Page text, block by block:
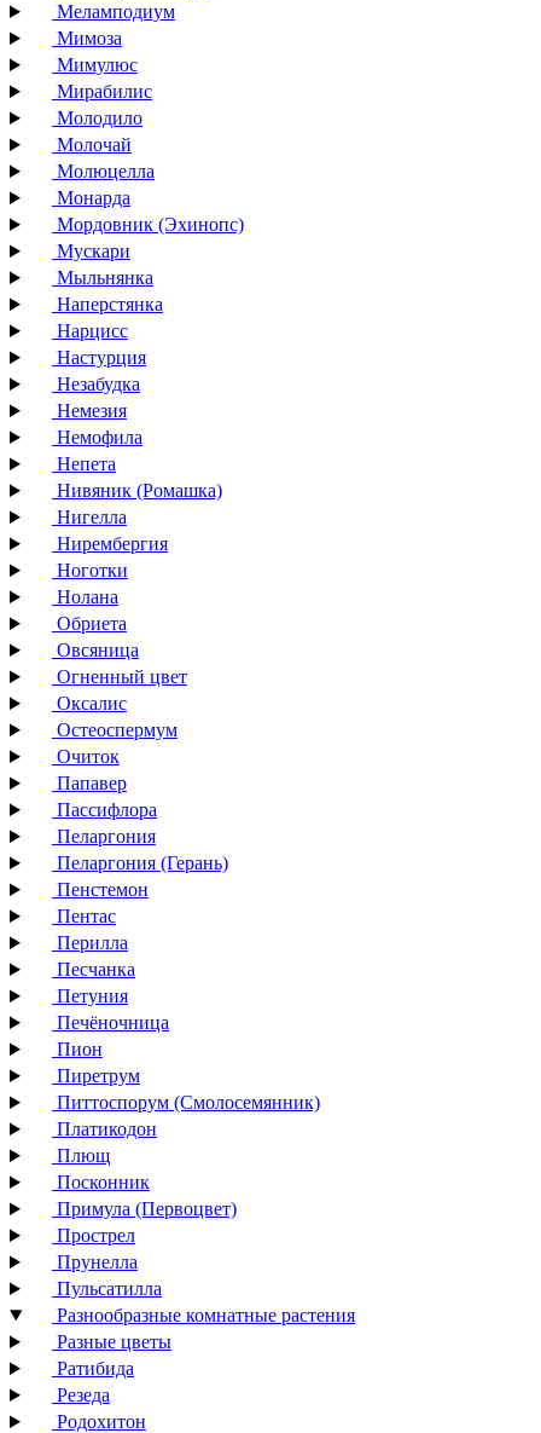
Меламподиум
Мимоза
Мимулюс
Мирабилис
Молодило
Молочай
Молюцелла
Монарда
Мордовник (Эхинопс)
Мускари
Мыльнянка
Наперстянка
Нарцисс
Настурция
Незабудка
Немезия
Немофила
Непета
Нивяник (Ромашка)
Нигелла
Нирембергия
Ноготки
Нолана
Обриета
Овсяница
Огненный цвет
Оксалис
Остеоспермум
Очиток
Папавер
Пассифлора
Пеларгония
Пеларгония (Герань)
Пенстемон
Пентас
Перилла
Песчанка
Петуния
Печёночница
Пион
Пиретрум
Питтоспорум (Смолосемянник)
Платикодон
Плющ
Посконник
Примула (Первоцвет)
Прострел
Прунелла
Пульсатилла
Разнообразные комнатные растения
Разные цветы
Ратибида
Резеда
Родохитон